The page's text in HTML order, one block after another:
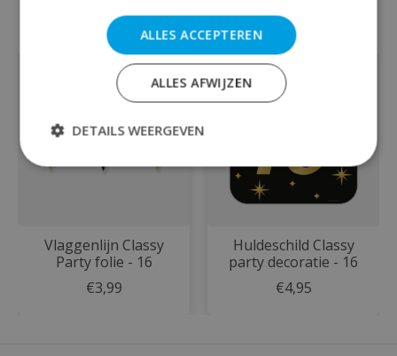
Dit vind je misschien ook leuk
Items van productcarrousel
Vlaggenlijn Classy
Party folie - 16
€3,99
Huldeschild Classy
party decoratie - 16
€4,95
ALLES ACCEPTEREN
ALLES AFWIJZEN
DETAILS WEERGEVEN